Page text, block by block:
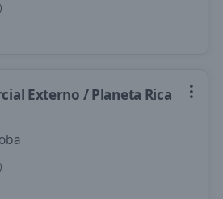
Externo / Planeta Rica